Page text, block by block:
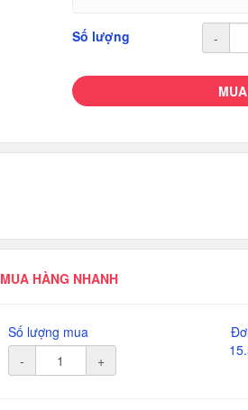
Số lượng -
MUA HÀNG NHANH
Số lượng mua
-
+